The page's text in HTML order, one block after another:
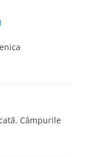
Câmpurile